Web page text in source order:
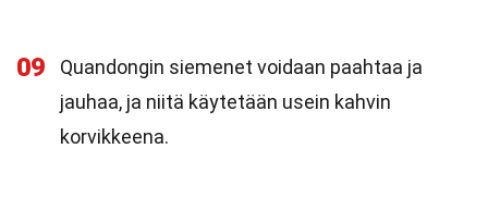
09
Quandongin siemenet voidaan paahtaa ja
jauhaa, ja niitä käytetään usein kahvin
korvikkeena.